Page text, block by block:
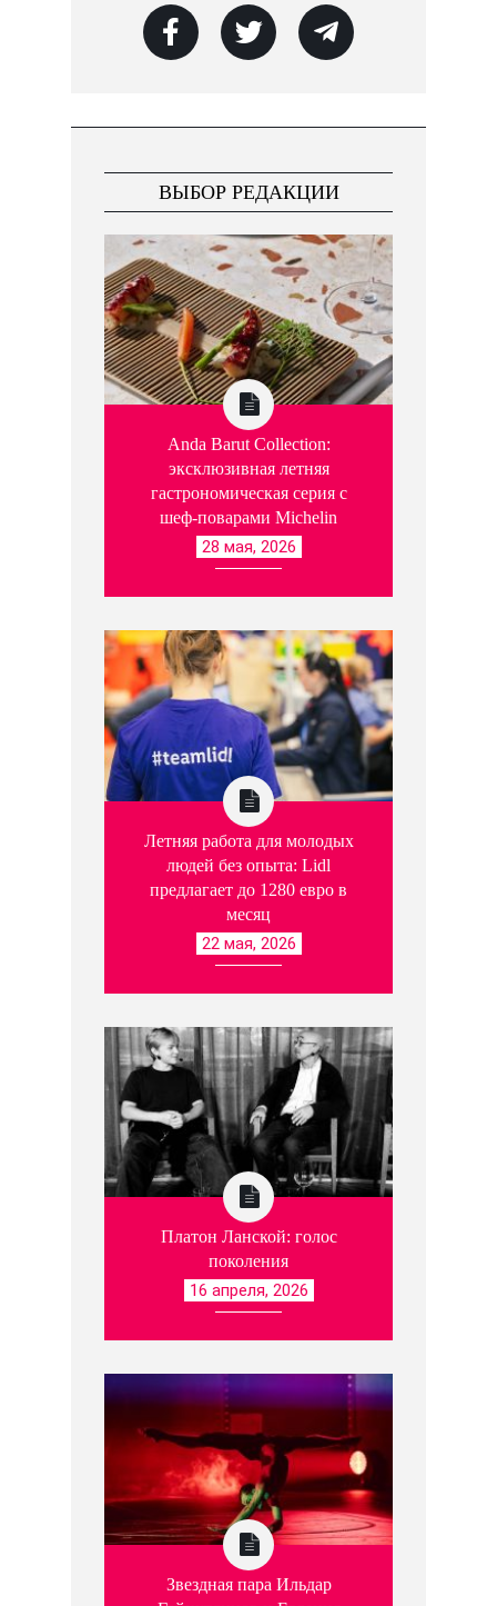
ВЫБОР РЕДАКЦИИ
Anda Barut Collection:
эксклюзивная летняя
гастрономическая серия с
шеф-поварами Michelin
28 мая, 2026
Летняя работа для молодых
людей без опыта: Lidl
предлагает до 1280 евро в
месяц
22 мая, 2026
Платон Ланской: голос
поколения
16 апреля, 2026
Звездная пара Ильдар